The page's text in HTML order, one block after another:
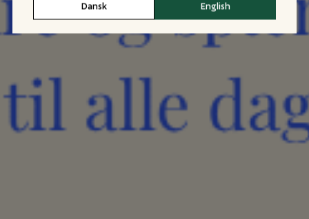
Dansk English